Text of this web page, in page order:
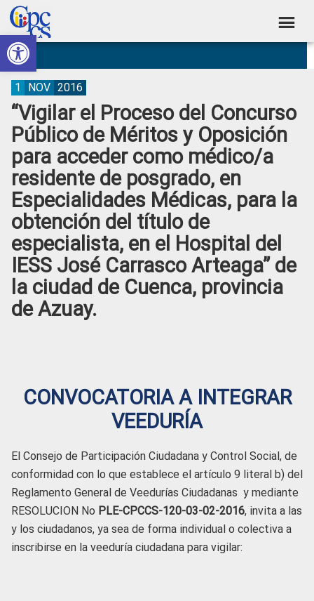
Abrir barra de herramientas
Skip
to
primary
navigation
Skip
to
main
content
Skip
to
primary
sidebar
Skip
to
footer
Consejo
de
Participación
Ciudadana
Control
Social
Construyendo
Poder
Ciudadano
“Vigilar el Proceso del Concurso
Público de Méritos y Oposición
para acceder como médico/a
residente de posgrado, en
Especialidades Médicas, para la
obtención del título de
especialista, en el Hospital del
IESS José Carrasco Arteaga” de
la ciudad de Cuenca, provincia
de Azuay.
1 NOV 2016
CONVOCATORIA A INTEGRAR
VEEDURÍA
El Consejo de Participación Ciudadana y Control Social, de
conformidad con lo que establece el artículo 9 literal b) del
Reglamento General de Veedurías Ciudadanas y mediante
RESOLUCION No PLE-CPCCS-120-03-02-2016, invita a las
y los ciudadanos, ya sea de forma individual o colectiva a
inscribirse en la veeduría ciudadana para vigilar: